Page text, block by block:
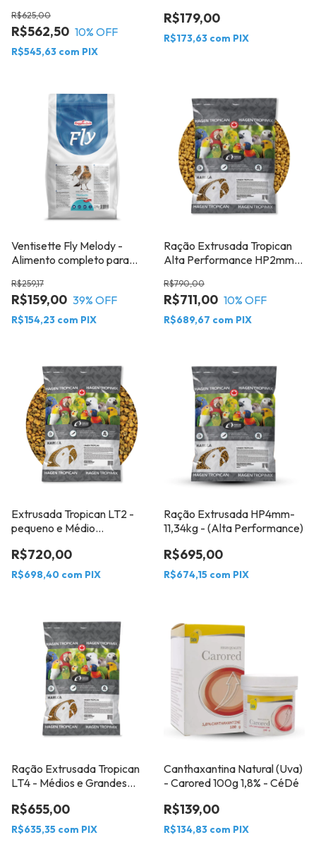
Hari
R$562,50
R$625,00
10% OFF
R$545,63 com PIX
R$179,00
R$173,63 com PIX
Ventisette Fly Melody -
Alimento completo para
insetívoras e cantoras) 2 Kg
Raggio di sole
R$159,00
R$259,17
39% OFF
R$154,23 com PIX
Ração Extrusada Tropican
Alta Performance HP2mm
R$711,00
R$790,00
10% OFF
R$689,67 com PIX
Extrusada Tropican LT2 -
pequeno e Médio
Hari Pequenos e Médios
Psitacídeos - Bit 2mm
R$720,00
R$698,40 com PIX
Ração Extrusada HP4mm-
11,34kg - (Alta Performance)
R$695,00
R$674,15 com PIX
Ração Extrusada Tropican
LT4 - Médios e Grandes
11,34Kg HARI
R$655,00
R$635,35 com PIX
Canthaxantina Natural (Uva)
- Carored 100g 1,8% - CéDé
R$139,00
R$134,83 com PIX